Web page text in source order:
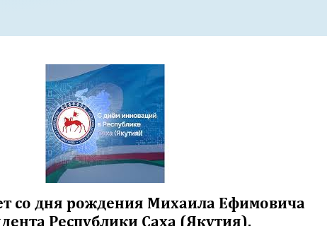
со дня рождения Михаила Ефимовича
Республики Саха (Якутия).